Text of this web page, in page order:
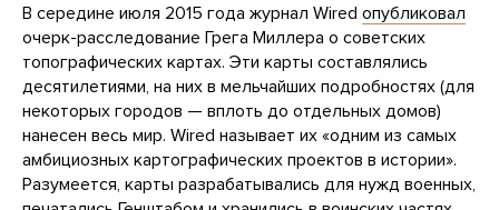
В середине июля 2015 года журнал Wired опубликовал
очерк-расследование Грега Миллера о советских
топографических картах. Эти карты составлялись
десятилетиями, на них в мельчайших подробностях (для
некоторых городов — вплоть до отдельных домов)
нанесен весь мир. Wired называет их «одним из самых
амбициозных картографических проектов в истории».
Разумеется, карты разрабатывались для нужд военных,